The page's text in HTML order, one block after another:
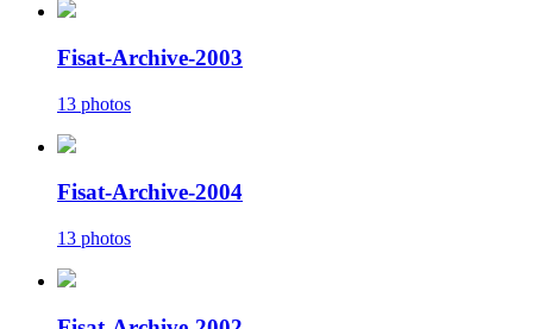
Fisat-Archive-2003
13 photos
Fisat-Archive-2004
13 photos